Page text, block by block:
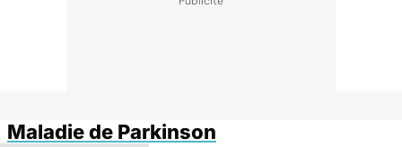
Maladie de Parkinson